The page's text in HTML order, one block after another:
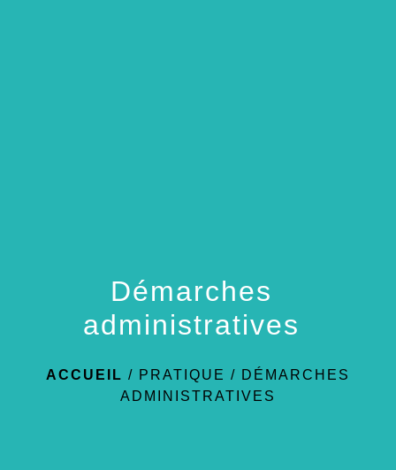
Démarches
administratives
ACCUEIL / PRATIQUE / DÉMARCHES
ADMINISTRATIVES